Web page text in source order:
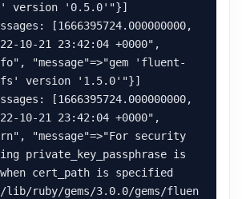
version '0.5.0'"}]
[1666395724.000000000,
10-21 23:42:04 +0000",
"message"=>"gem 'fluent-
version '1.5.0'"}]
[1666395724.000000000,
10-21 23:42:04 +0000",
"message"=>"For security
private_key_passphrase is
when cert_path is specified
ruby/gems/3.0.0/gems/fluen